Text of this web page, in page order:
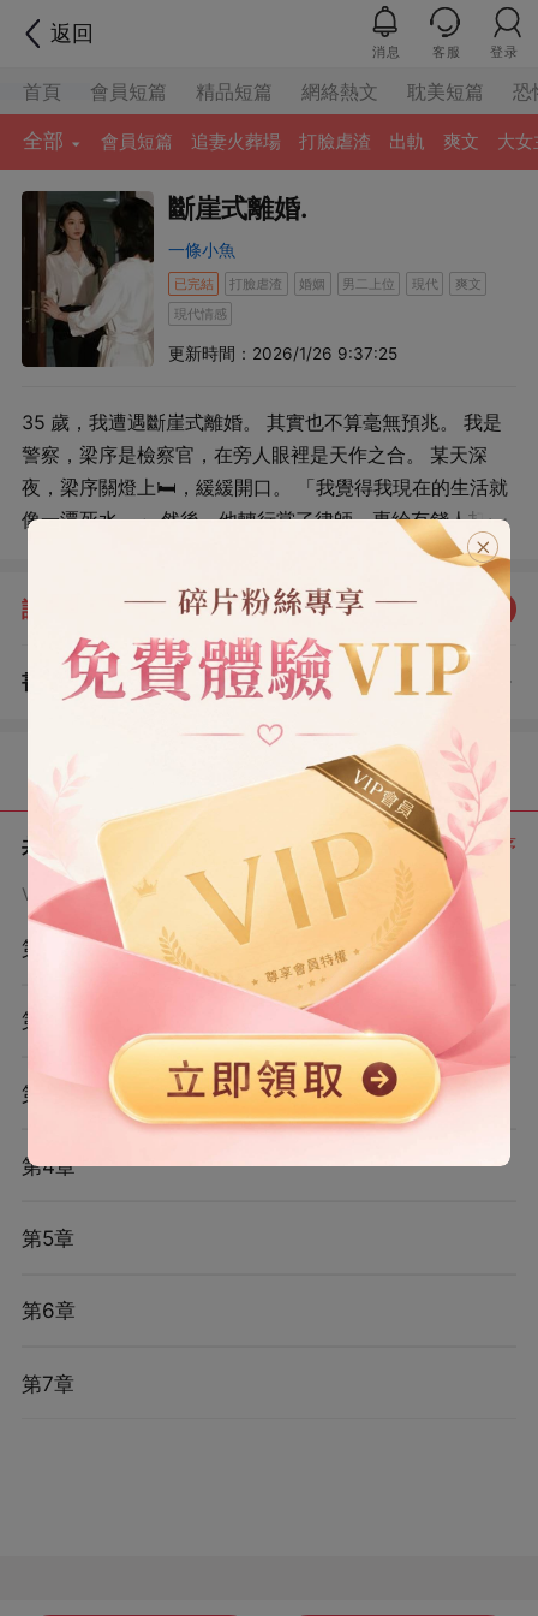
返回
消息 客服 登录
首頁 會員短篇 精品短篇 網絡熱文 耽美短篇 恐
全部 會員短篇 追妻火葬場 打臉虐渣 出軌 爽文 大女
斷崖式離婚.
一條小魚
已完結 打臉虐渣 婚姻 男二上位 現代
爽文
現代情感
更新時間：2026/1/26 9:37:25
35 歲，我遭遇斷崖式離婚。 其實也不算毫無預兆。 我是
警察，梁序是檢察官，在旁人眼裡是天作之合。 某天深
夜，梁序關燈上🛏，緩緩開口。 「我覺得我現在的生活就
像一潭死水。」 然後，他轉行當了律師，專給有錢人打官
司。 我們換了房，換了車。 兒子上小學那天，他向我提了
離婚。 「雖然我們每週做一次，但就像例行公事。 「或
許，你也可以換個人試試。」 我真試了。
評分：
書評 （0） 查看評論
目錄
共 7 章 正序
VIP章節可通過金幣購買提前點讀
第1章
第2章
第3章
第4章
第5章
第6章
第7章